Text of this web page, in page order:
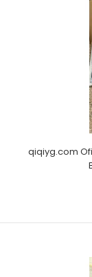
qiqiyg.com